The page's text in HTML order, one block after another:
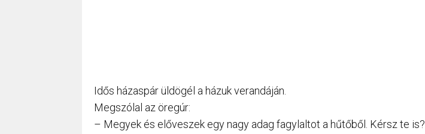
Idős házaspár üldögél a házuk verandáján.
Megszólal az öregúr:
– Megyek és előveszek egy nagy adag fagylaltot a hűtőből. Kérsz te is?